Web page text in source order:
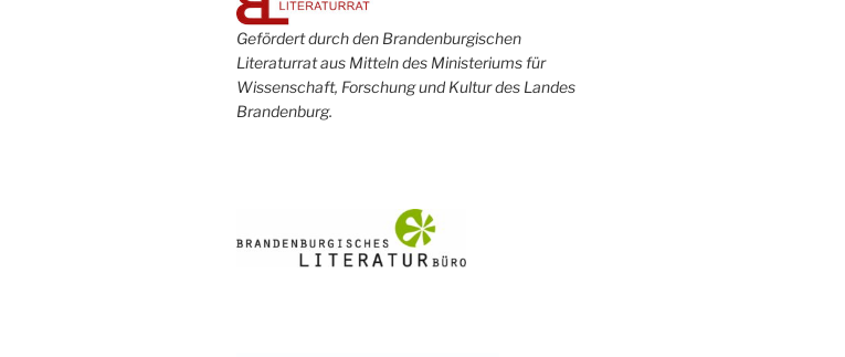
Gefördert durch den Brandenburgischen
Literaturrat aus Mitteln des Ministeriums für
Wissenschaft, Forschung und Kultur des Landes
Brandenburg.